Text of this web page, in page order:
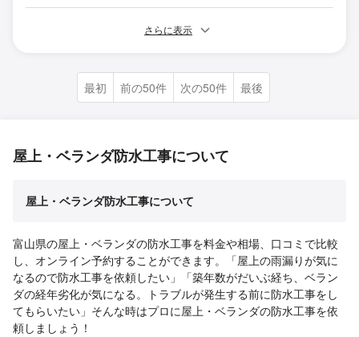
さらに表示
最初 前の50件 次の50件 最後
屋上・ベランダ防水工事について
屋上・ベランダ防水工事について
富山県の屋上・ベランダの防水工事を料金や相場、口コミで比較
し、オンライン予約することができます。「屋上の雨漏りが気に
なるので防水工事を依頼したい」「築年数がだいぶ経ち、ベラン
ダの経年劣化が気になる。トラブルが発生する前に防水工事をし
てもらいたい」そんな時はプロに屋上・ベランダの防水工事を依
頼しましょう！